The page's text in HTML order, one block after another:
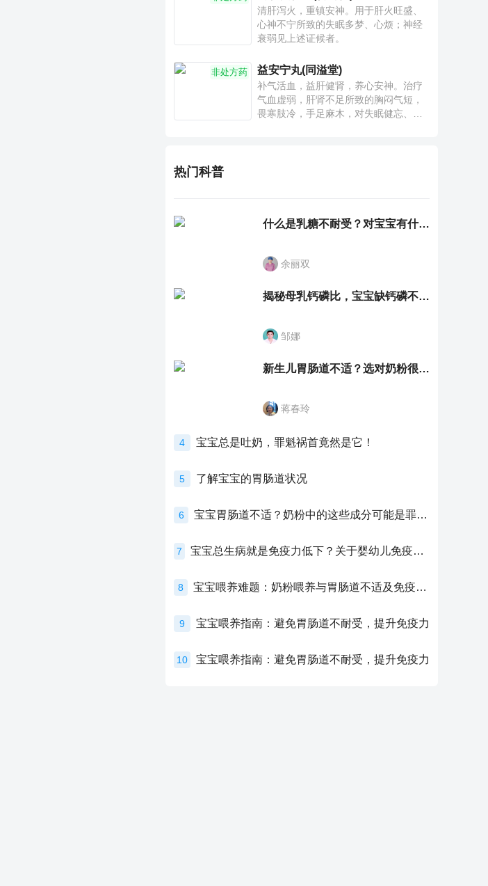
清肝泻火，重镇安神。用于肝火旺盛、
心神不宁所致的失眠多梦、心烦；神经
衰弱见上述证候者。
非处方药 益安宁丸(同溢堂)
补气活血，益肝健肾，养心安神。治疗
气血虚弱，肝肾不足所致的胸闷气短，
畏寒肢冷，手足麻木，对失眠健忘、神
热门科普
什么是乳糖不耐受？对宝宝有什么影响？
余丽双
揭秘母乳钙磷比，宝宝缺钙磷不再愁
邹娜
新生儿胃肠道不适？选对奶粉很重要！
蒋春玲
4 宝宝总是吐奶，罪魁祸首竟然是它！
5 了解宝宝的胃肠道状况
6 宝宝胃肠道不适？奶粉中的这些成分可能是罪魁祸首！
7 宝宝总生病就是免疫力低下？关于婴幼儿免疫力的真相，家长必须了解！
8 宝宝喂养难题：奶粉喂养与胃肠道不适及免疫力提升的奥秘
9 宝宝喂养指南：避免胃肠道不耐受，提升免疫力
10 宝宝喂养指南：避免胃肠道不耐受，提升免疫力